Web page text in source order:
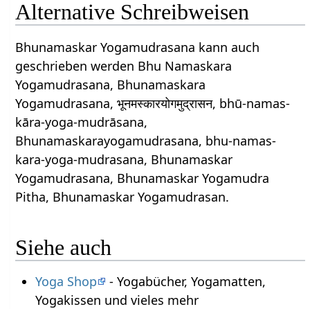
Alternative Schreibweisen
Bhunamaskar Yogamudrasana kann auch
geschrieben werden Bhu Namaskara
Yogamudrasana, Bhunamaskara
Yogamudrasana, भूनमस्कारयोगमुद्रासन, bhū-namas-
kāra-yoga-mudrāsana,
Bhunamaskarayogamudrasana, bhu-namas-
kara-yoga-mudrasana, Bhunamaskar
Yogamudrasana, Bhunamaskar Yogamudra
Pitha, Bhunamaskar Yogamudrasan.
Siehe auch
Yoga Shop
- Yogabücher, Yogamatten,
Yogakissen und vieles mehr